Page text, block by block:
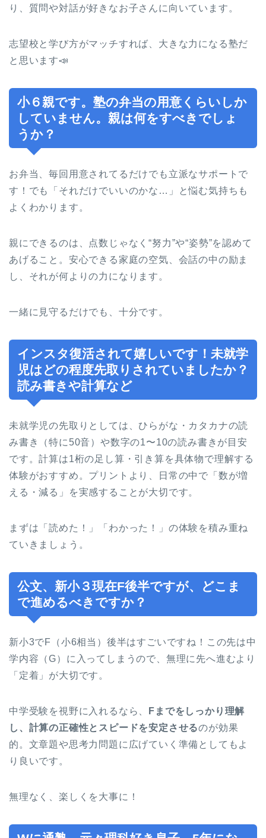
り、質問や対話が好きなお子さんに向いています。
志望校と学び方がマッチすれば、大きな力になる塾だ
と思います📣
小６親です。塾の弁当の用意くらいしか
していません。親は何をすべきでしょ
うか？
お弁当、毎回用意されてるだけでも立派なサポートで
す！でも「それだけでいいのかな…」と悩む気持ちも
よくわかります。
親にできるのは、点数じゃなく“努力”や“姿勢”を認めて
あげること。安心できる家庭の空気、会話の中の励ま
し、それが何よりの力になります。
一緒に見守るだけでも、十分です。
インスタ復活されて嬉しいです！未就学
児はどの程度先取りされていましたか？
読み書きや計算など
未就学児の先取りとしては、ひらがな・カタカナの読
み書き（特に50音）や数字の1〜10の読み書きが目安
です。計算は1桁の足し算・引き算を具体物で理解する
体験がおすすめ。プリントより、日常の中で「数が増
える・減る」を実感することが大切です。
まずは「読めた！」「わかった！」の体験を積み重ね
ていきましょう。
公文、新小３現在F後半ですが、どこま
で進めるべきですか？
新小3でF（小6相当）後半はすごいですね！この先は中
学内容（G）に入ってしまうので、無理に先へ進むより
「定着」が大切です。
中学受験を視野に入れるなら、
Fまでをしっかり理解
し、計算の正確性とスピードを安定させるのが効果
的。文章題や思考力問題に広げていく準備としてもよ
り良いです。
無理なく、楽しくを大事に！